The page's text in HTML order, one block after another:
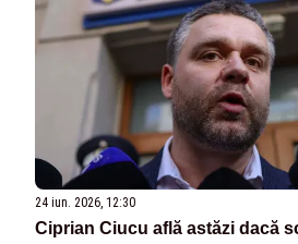
24 iun. 2026, 12:30
Ciprian Ciucu află astăzi dacă